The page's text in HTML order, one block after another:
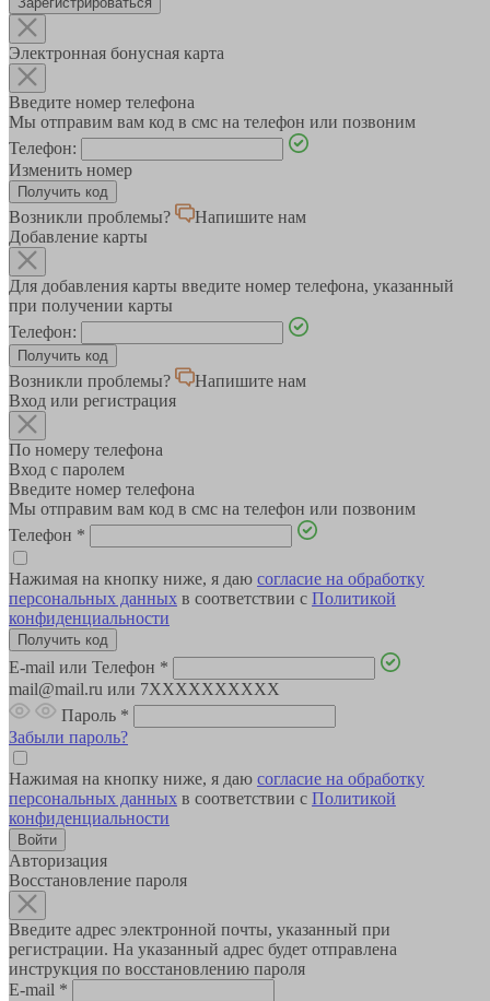
Электронная бонусная карта
Введите номер телефона
Мы отправим вам код в смс на телефон или позвоним
Телефон:
Изменить номер
Возникли проблемы?
Напишите нам
Добавление карты
Для добавления карты введите номер телефона, указанный
при получении карты
Телефон:
Возникли проблемы?
Напишите нам
Вход или регистрация
По номеру телефона
Вход с паролем
Введите номер телефона
Мы отправим вам код в смс на телефон или позвоним
Телефон *
Нажимая на кнопку ниже, я даю согласие на обработку
персональных данных в соответствии с Политикой
конфиденциальности
E-mail или Телефон *
mail@mail.ru или 7XXXXXXXXXX
Пароль *
Забыли пароль?
Нажимая на кнопку ниже, я даю согласие на обработку
персональных данных в соответствии с Политикой
конфиденциальности
Авторизация
Восстановление пароля
Введите адрес электронной почты, указанный при
регистрации. На указанный адрес будет отправлена
инструкция по восстановлению пароля
E-mail *